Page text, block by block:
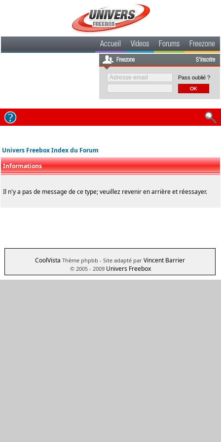
Accueil Videos Forums Freezone
Freezone S'inscrire
Pass oublié ?
Univers Freebox Index du Forum
Informations
Il n'y a pas de message de ce type; veuillez revenir en arrière et réessayer.
CoolVista Thème phpbb - Site adapté par Vincent Barrier
© 2005 - 2009 Univers Freebox